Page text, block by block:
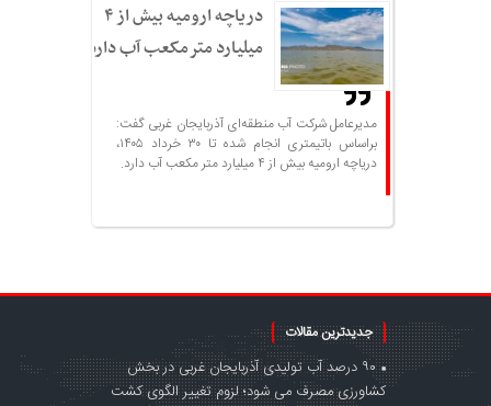
دریاچه ارومیه بیش از ۴
میلیارد مترمکعب آب دارد
مدیرعامل شرکت آب منطقه‌ای آذربایجان غربی گفت:
براساس باتیمتری انجام شده تا ۳۰ خرداد ۱۴۰۵،
دریاچه ارومیه بیش از ۴ میلیارد متر مکعب آب دارد.
جدیدترین مقالات
۹۰ درصد آب تولیدی آذربایجان غربی در بخش
کشاورزی مصرف می شود؛ لزوم تغییر الگوی کشت